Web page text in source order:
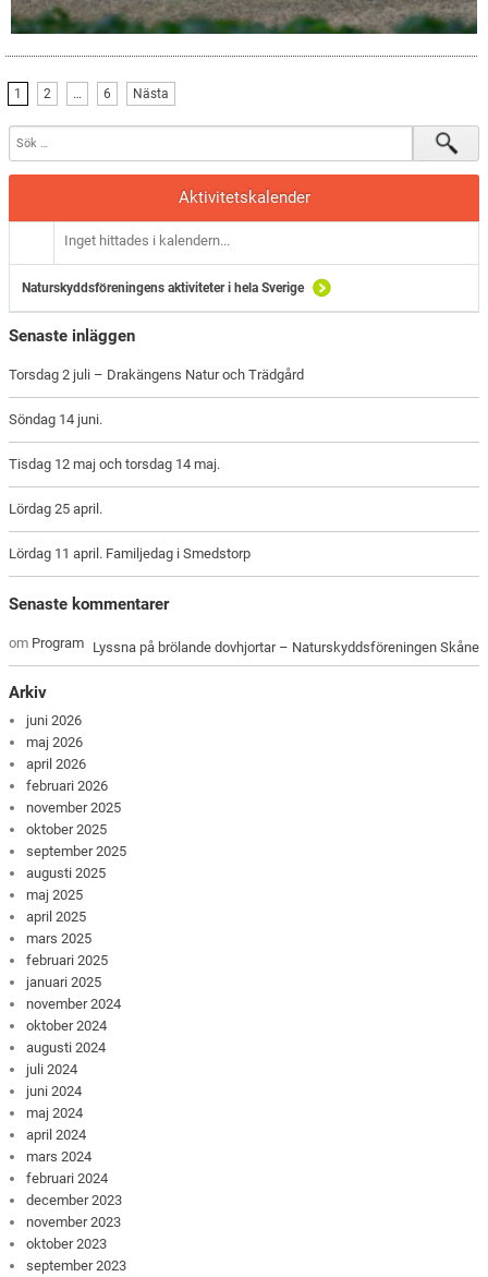
1 2 … 6 Nästa
Aktivitetskalender
Inget hittades i kalendern...
Naturskyddsföreningens aktiviteter i hela Sverige
Senaste inläggen
Torsdag 2 juli – Drakängens Natur och Trädgård
Söndag 14 juni.
Tisdag 12 maj och torsdag 14 maj.
Lördag 25 april.
Lördag 11 april. Familjedag i Smedstorp
Senaste kommentarer
Lyssna på brölande dovhjortar – Naturskyddsföreningen Skåne
om Program
Arkiv
juni 2026
maj 2026
april 2026
februari 2026
november 2025
oktober 2025
september 2025
augusti 2025
maj 2025
april 2025
mars 2025
februari 2025
januari 2025
november 2024
oktober 2024
augusti 2024
juli 2024
juni 2024
maj 2024
april 2024
mars 2024
februari 2024
december 2023
november 2023
oktober 2023
september 2023